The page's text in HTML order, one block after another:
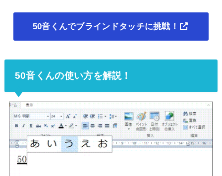
50音くんでブラインドタッチに挑戦！
50音くんの使い方を解説！